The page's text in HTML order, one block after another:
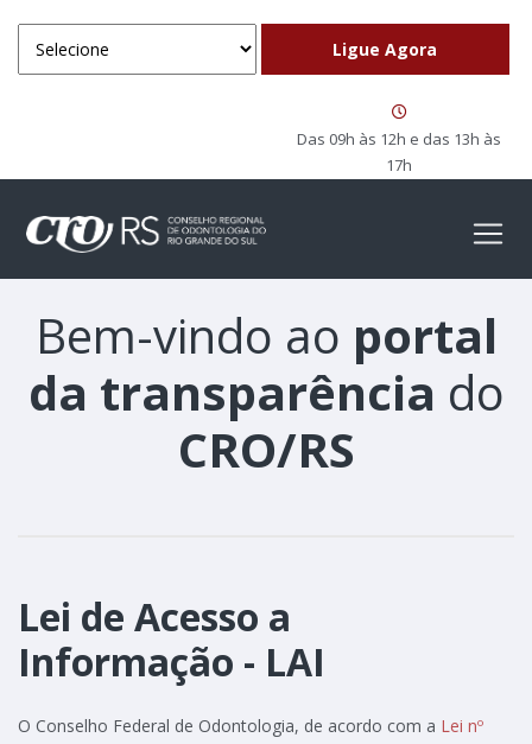
Das 09h às 12h e das 13h às
17h
Bem-vindo ao portal
da transparência do
CRO/RS
Lei de Acesso a
Informação - LAI
O Conselho Federal de Odontologia, de acordo com a Lei nº